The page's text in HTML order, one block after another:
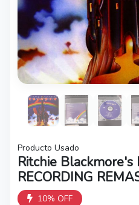
Producto Usado
Ritchie Blackmore's
RECORDING
10% OFF